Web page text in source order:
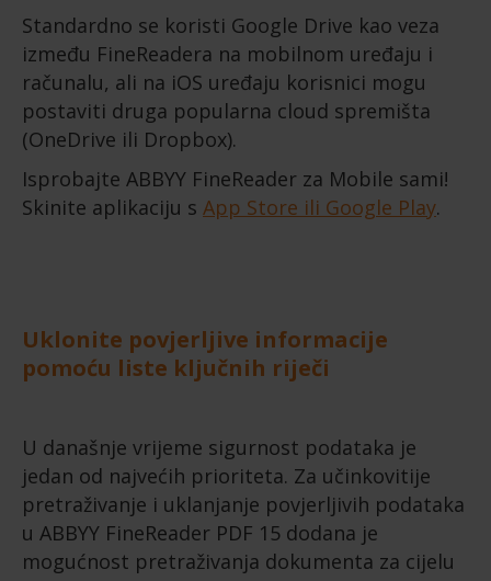
Standardno se koristi Google Drive kao veza
između FineReadera na mobilnom uređaju i
računalu, ali na iOS uređaju korisnici mogu
postaviti druga popularna cloud spremišta
(OneDrive ili Dropbox).
Isprobajte ABBYY FineReader za Mobile sami!
Skinite aplikaciju s App Store ili Google Play.
Uklonite povjerljive informacije
pomoću liste ključnih riječi
U današnje vrijeme sigurnost podataka je
jedan od najvećih prioriteta. Za učinkovitije
pretraživanje i uklanjanje povjerljivih podataka
u ABBYY FineReader PDF 15 dodana je
mogućnost pretraživanja dokumenta za cijelu